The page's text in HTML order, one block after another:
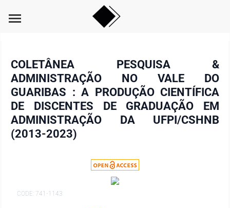
menu
COLETÂNEA PESQUISA &
ADMINISTRAÇÃO NO VALE DO
GUARIBAS : A PRODUÇÃO CIENTÍFICA
DE DISCENTES DE GRADUAÇÃO EM
ADMINISTRAÇÃO DA UFPI/CSHNB
(2013-2023)
CODE: 741-1143